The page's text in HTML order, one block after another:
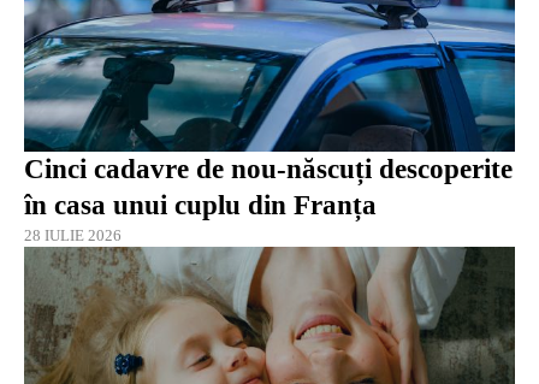
Cinci cadavre de nou-născuți descoperite
în casa unui cuplu din Franța
28 IULIE 2026